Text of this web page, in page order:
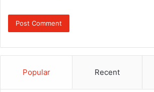
Popular Recent